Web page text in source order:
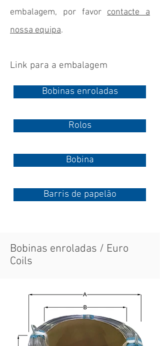
embalagem, por favor contacte a
nossa equipa.
Link para a embalagem
Bobinas enroladas
Rolos
Bobina
Barris de papelão
Bobinas enroladas / Euro
Coils